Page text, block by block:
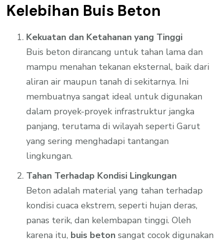
Kelebihan Buis Beton
Kekuatan dan Ketahanan yang Tinggi
Buis beton dirancang untuk tahan lama dan
mampu menahan tekanan eksternal, baik dari
aliran air maupun tanah di sekitarnya. Ini
membuatnya sangat ideal untuk digunakan
dalam proyek-proyek infrastruktur jangka
panjang, terutama di wilayah seperti Garut
yang sering menghadapi tantangan
lingkungan.
Tahan Terhadap Kondisi Lingkungan
Beton adalah material yang tahan terhadap
kondisi cuaca ekstrem, seperti hujan deras,
panas terik, dan kelembapan tinggi. Oleh
karena itu, buis beton sangat cocok digunakan